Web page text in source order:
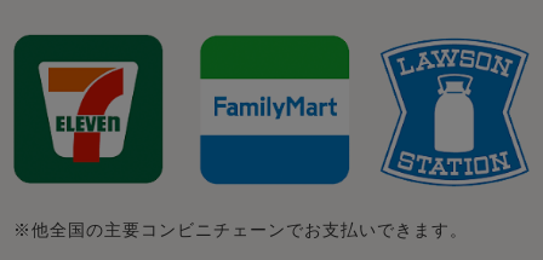
※他全国の主要コンビニチェーンでお支払いできます。